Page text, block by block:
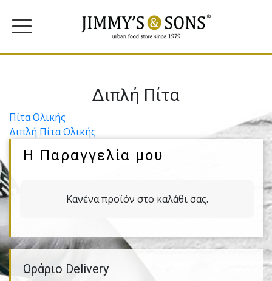
Διπλή Πίτα
Πλοήγηση
άρθρων
Πίτα Ολικής
Διπλή Πίτα Ολικής
Η Παραγγελία μου
Κανένα προϊόν στο καλάθι σας.
Ωράριο Delivery